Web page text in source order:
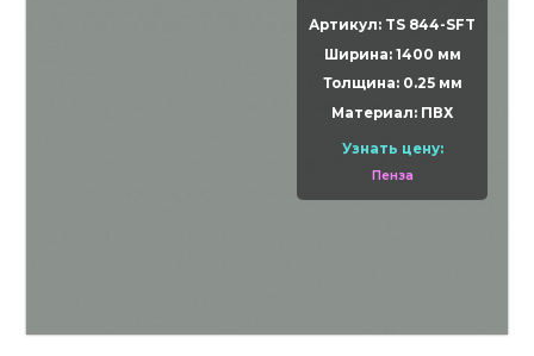
Артикул: TS 844-SFT
Ширина: 1400 мм
Толщина: 0.25 мм
Материал: ПВХ
Узнать цену:
Пенза